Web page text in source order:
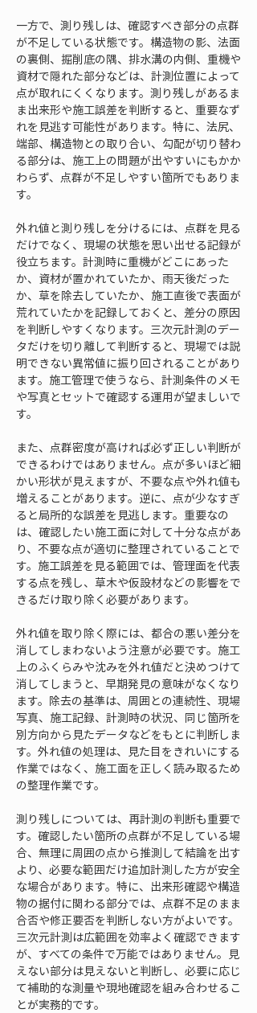
一方で、測り残しは、確認すべき部分の点群
が不足している状態です。構造物の影、法面
の裏側、掘削底の隅、排水溝の内側、重機や
資材で隠れた部分などは、計測位置によって
点が取れにくくなります。測り残しがあるま
ま出来形や施工誤差を判断すると、重要なず
れを見逃す可能性があります。特に、法尻、
端部、構造物との取り合い、勾配が切り替わ
る部分は、施工上の問題が出やすいにもかか
わらず、点群が不足しやすい箇所でもありま
す。
外れ値と測り残しを分けるには、点群を見る
だけでなく、現場の状態を思い出せる記録が
役立ちます。計測時に重機がどこにあった
か、資材が置かれていたか、雨天後だった
か、草を除去していたか、施工直後で表面が
荒れていたかを記録しておくと、差分の原因
を判断しやすくなります。三次元計測のデー
タだけを切り離して判断すると、現場では説
明できない異常値に振り回されることがあり
ます。施工管理で使うなら、計測条件のメモ
や写真とセットで確認する運用が望ましいで
す。
また、点群密度が高ければ必ず正しい判断が
できるわけではありません。点が多いほど細
かい形状が見えますが、不要な点や外れ値も
増えることがあります。逆に、点が少なすぎ
ると局所的な誤差を見逃します。重要なの
は、確認したい施工面に対して十分な点があ
り、不要な点が適切に整理されていることで
す。施工誤差を見る範囲では、管理面を代表
する点を残し、草木や仮設材などの影響をで
きるだけ取り除く必要があります。
外れ値を取り除く際には、都合の悪い差分を
消してしまわないよう注意が必要です。施工
上のふくらみや沈みを外れ値だと決めつけて
消してしまうと、早期発見の意味がなくなり
ます。除去の基準は、周囲との連続性、現場
写真、施工記録、計測時の状況、同じ箇所を
別方向から見たデータなどをもとに判断しま
す。外れ値の処理は、見た目をきれいにする
作業ではなく、施工面を正しく読み取るため
の整理作業です。
測り残しについては、再計測の判断も重要で
す。確認したい箇所の点群が不足している場
合、無理に周囲の点から推測して結論を出す
より、必要な範囲だけ追加計測した方が安全
な場合があります。特に、出来形確認や構造
物の据付に関わる部分では、点群不足のまま
合否や修正要否を判断しない方がよいです。
三次元計測は広範囲を効率よく確認できます
が、すべての条件で万能ではありません。見
えない部分は見えないと判断し、必要に応じ
て補助的な測量や現地確認を組み合わせるこ
とが実務的です。